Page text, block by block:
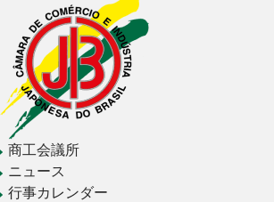
商工会議所
ニュース
行事カレンダー